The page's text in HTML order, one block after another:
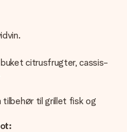
citrusfrugter, cassis-
tilbehør til grillet fisk og